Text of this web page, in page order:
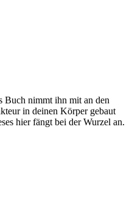
Buch nimmt ihn mit an den
in deinen Körper gebaut
hier fängt bei der Wurzel an.